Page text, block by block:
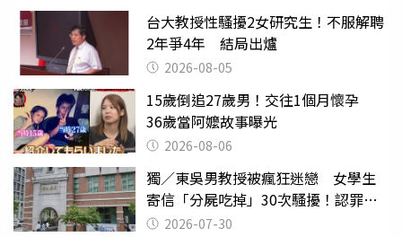
台大教授性騷擾2女研究生！不服解聘
2年爭4年 結局出爐
2026-08-05
15歲倒追27歲男！交往1個月懷孕
36歲當阿嬤故事曝光
2026-08-06
獨／東吳男教授被瘋狂迷戀 女學生
寄信「分屍吃掉」30次騷擾！認罪免
關 2026-07-30